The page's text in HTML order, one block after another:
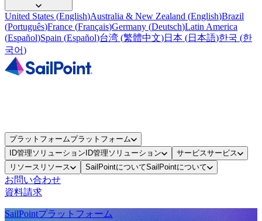
United States (English)Australia & New Zealand (English)Brazil
(Português)France (Français)Germany (Deutsch)Latin America
(Español)Spain (Español)台湾 (繁體中文)日本 (日本語)한국 (한
국어)
プラットフォームプラットフォーム
ID管理ソリューション ID管理ソリューション サービスサービス
リソース リソース SailPointについてSailPointについて
お問い合わせ
資料請求
SailPointプラットフォーム